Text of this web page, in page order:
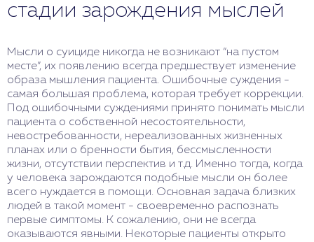
стадии зарождения мыслей
Мысли о суициде никогда не возникают “на пустом
месте”, их появлению всегда предшествует изменение
образа мышления пациента. Ошибочные суждения -
самая большая проблема, которая требует коррекции.
Под ошибочными суждениями принято понимать мысли
пациента о собственной несостоятельности,
невостребованности, нереализованных жизненных
планах или о бренности бытия, бессмысленности
жизни, отсутствии перспектив и т.д. Именно тогда, когда
у человека зарождаются подобные мысли он более
всего нуждается в помощи. Основная задача близких
людей в такой момент - своевременно распознать
первые симптомы. К сожалению, они не всегда
оказываются явными. Некоторые пациенты открыто